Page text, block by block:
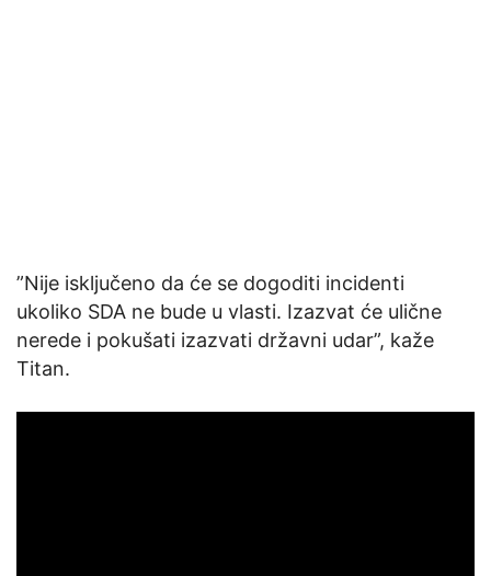
”Nije isključeno da će se dogoditi incidenti
ukoliko SDA ne bude u vlasti. Izazvat će ulične
nerede i pokušati izazvati državni udar”, kaže
Titan.